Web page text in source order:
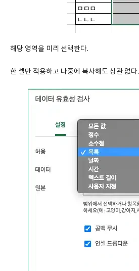
해당 영역을 미리 선택한다.
한 셀만 적용하고 나중에 복사해도 상관 없다.